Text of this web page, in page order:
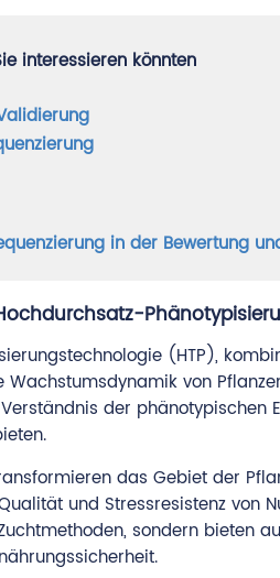
interessieren könnten
in der Bewertung
(HTP),
von
der phänotypischen
das Gebiet der
und Stressresistenz von
sondern bieten